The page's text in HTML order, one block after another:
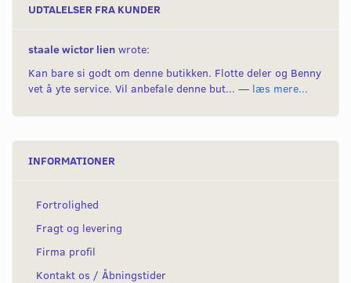
UDTALELSER FRA KUNDER
staale wictor lien wrote:
Kan bare si godt om denne butikken. Flotte deler og Benny
vet å yte service. Vil anbefale denne but... — læs mere...
INFORMATIONER
Fortrolighed
Fragt og levering
Firma profil
Kontakt os / Åbningstider